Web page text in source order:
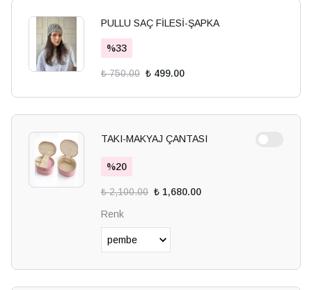
PULLU SAÇ FİLESİ-ŞAPKA
%33
₺ 750.00 ₺ 499.00
TAKI-MAKYAJ ÇANTASI
%20
₺ 2,100.00 ₺ 1,680.00
Renk